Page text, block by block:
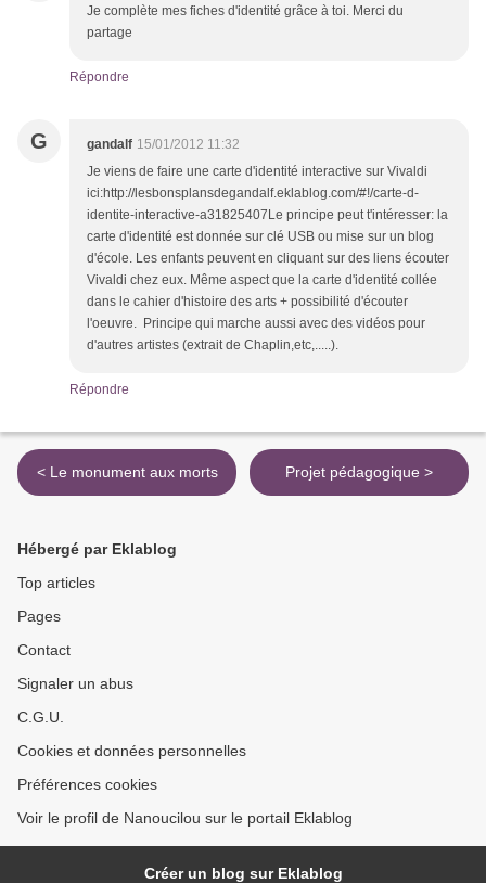
Je complète mes fiches d'identité grâce à toi. Merci du
partage
Répondre
G gandalf 15/01/2012 11:32
Je viens de faire une carte d'identité interactive sur Vivaldi
ici:http://lesbonsplansdegandalf.eklablog.com/#!/carte-d-
identite-interactive-a31825407Le principe peut t'intéresser: la
carte d'identité est donnée sur clé USB ou mise sur un blog
d'école. Les enfants peuvent en cliquant sur des liens écouter
Vivaldi chez eux. Même aspect que la carte d'identité collée
dans le cahier d'histoire des arts + possibilité d'écouter
l'oeuvre. Principe qui marche aussi avec des vidéos pour
d'autres artistes (extrait de Chaplin,etc,.....).
Répondre
< Le monument aux morts Projet pédagogique >
Hébergé par Eklablog
Top articles
Pages
Contact
Signaler un abus
C.G.U.
Cookies et données personnelles
Préférences cookies
Voir le profil de Nanoucilou sur le portail Eklablog
Créer un blog sur Eklablog